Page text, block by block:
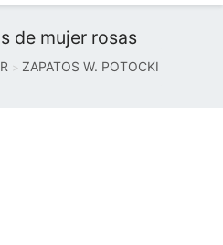
de mujer rosas
ZAPATOS W. POTOCKI